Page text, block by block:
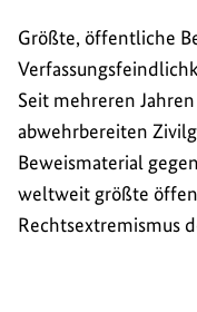
Größte, öffentliche
Seit mehreren
abwehrbereiten
Beweismaterial
weltweit größte
Rechtsextremismus